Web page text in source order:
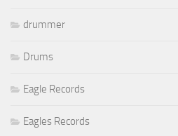
drummer
Drums
Eagle Records
Eagles Records